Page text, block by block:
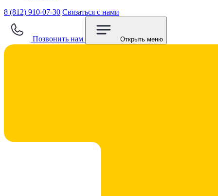
8 (812) 910-07-30 Связаться с нами
Позвонить нам Открыть меню